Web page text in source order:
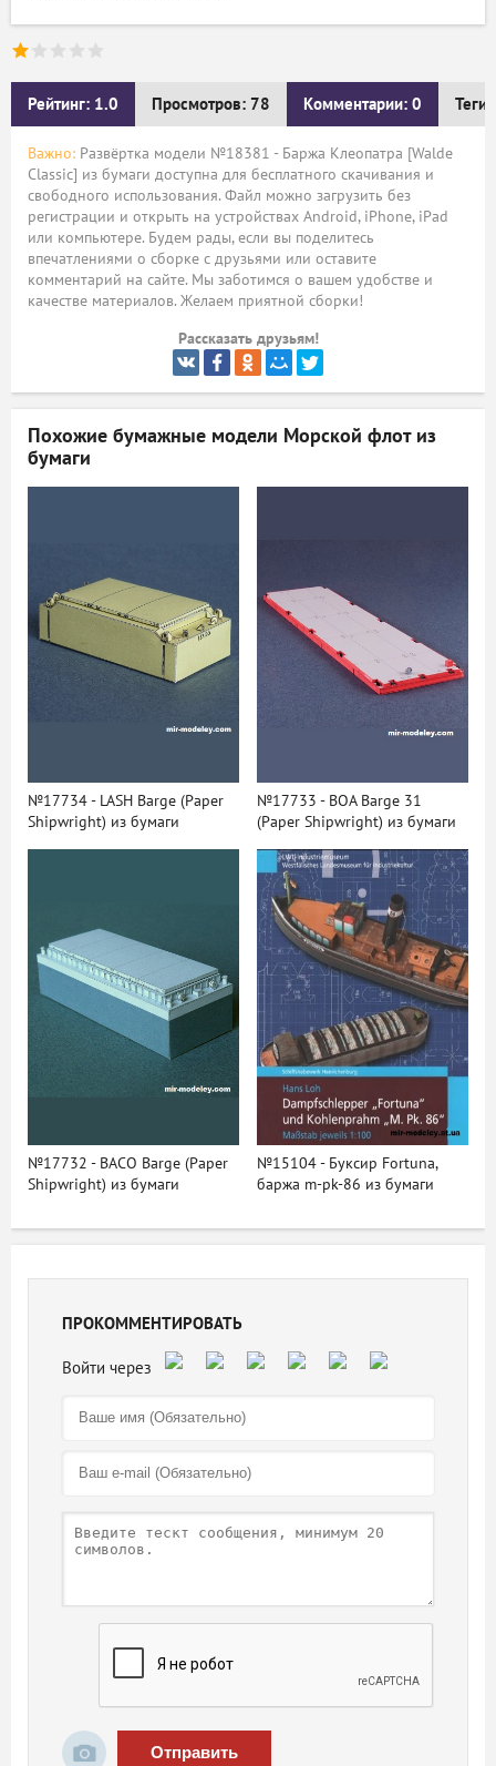
Рейтинг: 1.0 Просмотров: 78 Комментарии: 0 Теги:
Важно: Развёртка модели №18381 - Баржа Клеопатра [Walde
Classic] из бумаги доступна для бесплатного скачивания и
свободного использования. Файл можно загрузить без
регистрации и открыть на устройствах Android, iPhone, iPad
или компьютере. Будем рады, если вы поделитесь
впечатлениями о сборке с друзьями или оставите
комментарий на сайте. Мы заботимся о вашем удобстве и
качестве материалов. Желаем приятной сборки!
Рассказать друзьям!
Похожие бумажные модели Морской флот из
бумаги
№17734 - LASH Barge (Paper
Shipwright) из бумаги
№17733 - BOA Barge 31
(Paper Shipwright) из бумаги
№17732 - BACO Barge (Paper
Shipwright) из бумаги
№15104 - Буксир Fortuna,
баржа m-pk-86 из бумаги
ПРОКОММЕНТИРОВАТЬ
Отправить